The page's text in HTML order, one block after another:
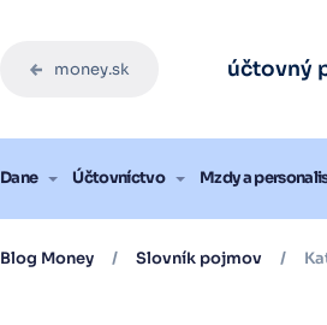
money.sk účtovný
Blog
Dane Účtovníctvo Mzdy a
Blog Money / Slovník pojmov /